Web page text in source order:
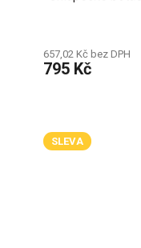
657,02 Kč bez DPH
795 Kč
SLEVA